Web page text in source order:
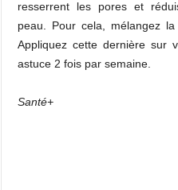
resserrent les pores et
peau. Pour cela, mélangez
Appliquez cette dernière sur
astuce 2 fois par semaine.
Santé+